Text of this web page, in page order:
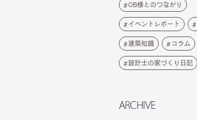
OB様とのつながり
イベントレポート
建築知識 コラム
設計士の家づくり日記
ARCHIVE